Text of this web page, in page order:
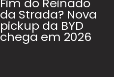
Fim do Reinado
da Strada? Nova
pickup da BYD
chega em 2026